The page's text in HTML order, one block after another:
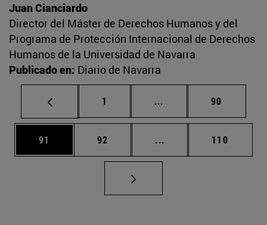
Juan Cianciardo
Director del Máster de Derechos Humanos y del
Programa de Protección Internacional de Derechos
Humanos de la Universidad de Navarra
Publicado en: Diario de Navarra
Página
1 ... Páginas intermedias
Página
90
Página
91 Página
92 ... Páginas intermedias
Página
110